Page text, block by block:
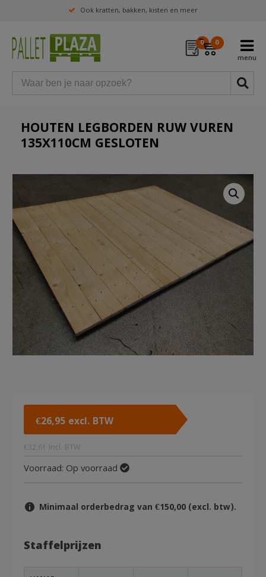
Ook kratten, bakken, kisten en meer
0 0
HOUTEN LEGBORDEN RUW VUREN
135X110CM GESLOTEN
€26,95 excl. BTW
€ 32,61 incl. BTW
Voorraad: Op voorraad
Minimaal orderbedrag van €150,00 (excl. btw).
Staffelprijzen